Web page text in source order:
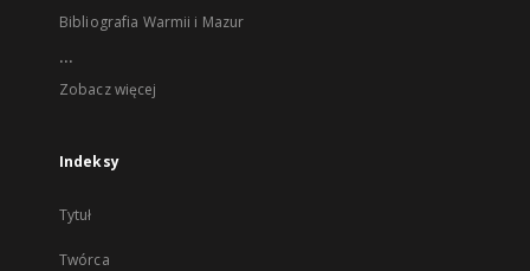
Bibliografia Warmii i Mazur
...
Zobacz więcej
Indeksy
Tytuł
Twórca